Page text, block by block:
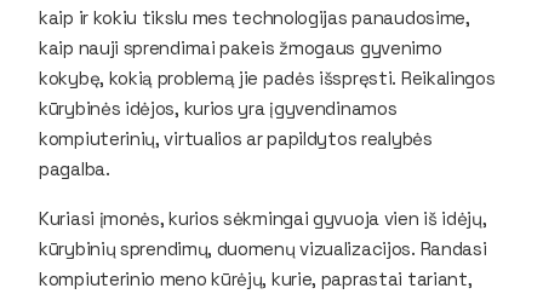
kaip ir kokiu tikslu mes technologijas panaudosime,
kaip nauji sprendimai pakeis žmogaus gyvenimo
kokybę, kokią problemą jie padės išspręsti. Reikalingos
kūrybinės idėjos, kurios yra įgyvendinamos
kompiuterinių, virtualios ar papildytos realybės
pagalba.
Kuriasi įmonės, kurios sėkmingai gyvuoja vien iš idėjų,
kūrybinių sprendimų, duomenų vizualizacijos. Randasi
kompiuterinio meno kūrėjų, kurie, paprastai tariant,